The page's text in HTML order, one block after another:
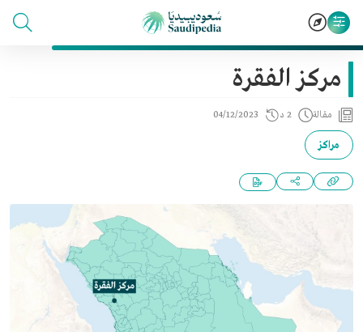
مركز الفقرة
مقالة 2 د 04/12/2023
مراكز